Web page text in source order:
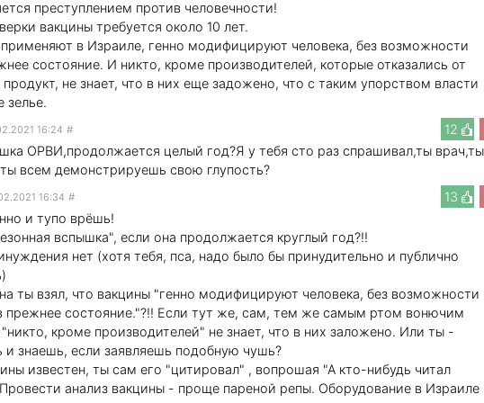
преступлением против человечности!
вакцины требуется около 10 лет.
в Израиле, генно модифицируют человека, без возможности
состояние. И никто, кроме производителей, которые отказались от
продукт, не знает, что в них еще задожено, что с таким упорством власти
зелье.
12
16:24 #
ОРВИ,продолжается целый год?Я у тебя сто раз спрашивал,ты врач,ты
всем демонстрируешь свою глупость?
13
16:34 #
и тупо врёшь!
вспышка", если она продолжается круглый год?!!
нет (хотя тебя, пса, надо было бы принудительно и публично
ты взял, что вакцины "генно модифицируют человека, без возможности
прежнее состояние."?!! Если тут же, сам, тем же самым ртом вонючим
кроме производителей" не знает, что в них заложено. Или ты -
и знаешь, если заявляешь подобную чушь?
известен, ты сам его "цитировал" , вопрошая "А кто-нибудь читал
анализ вакцины - проще пареной репы. Оборудование в Израиле